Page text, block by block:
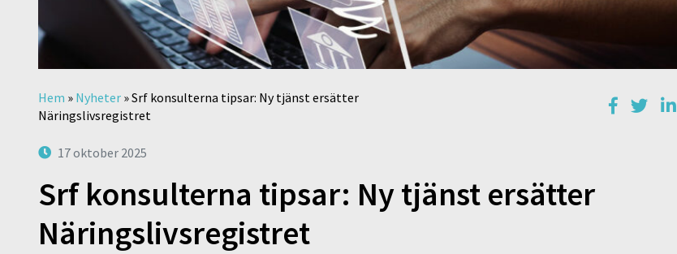
Hem » Nyheter »Srf konsulterna tipsar: Ny tjänst ersätter
Näringslivsregistret
17 oktober 2025
Srf konsulterna tipsar: Ny tjänst ersätter
Näringslivsregistret